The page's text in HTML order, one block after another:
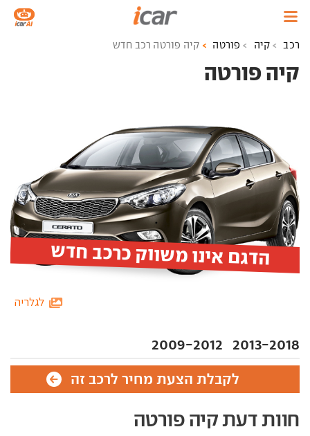
רכב קיה פורטה קיה פורטה רכב חדש
קיה פורטה ‏
2013-2018
2009-2012
הדגם אינו משווק כרכב חדש
לגלריה
לקבלת הצעת מחיר לרכב זה
חוות דעת קיה פורטה